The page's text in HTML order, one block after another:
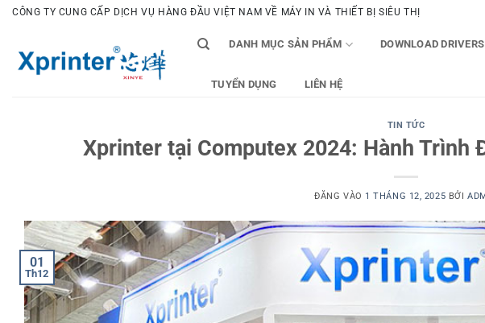
Bỏ
dung
CÔNG TY CUNG CẤP DỊCH VỤ HÀNG ĐẦU VIỆT NAM VỀ MÁY IN VÀ THIẾT BỊ SIÊU THỊ
DANH MỤC SẢN PHẨM DOWNLOAD DRIVERS
TUYỂN DỤNG LIÊN HỆ
TIN TỨC
Xprinter tại Computex 2024: Hành Trình
ĐĂNG VÀO 1 THÁNG 12, 2025 BỞI
01
Th12